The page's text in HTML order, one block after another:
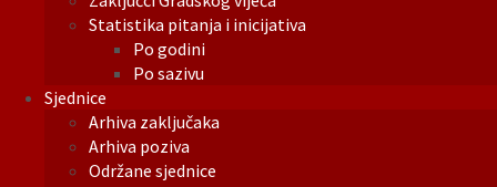
Statistika pitanja i inicijativa
Po godini
Po sazivu
Sjednice
Arhiva zaključaka
Arhiva poziva
Održane sjednice